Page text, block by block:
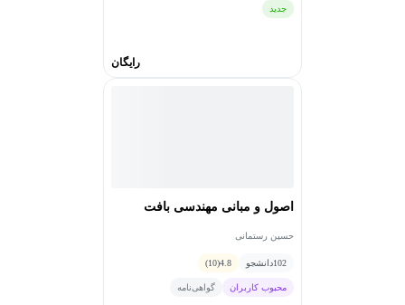
جدید
رایگان
اصول و مبانی مهندسی بافت
حسین رستمانی
102دانشجو 4.8
(10)
محبوب کاربران گواهی‌نامه